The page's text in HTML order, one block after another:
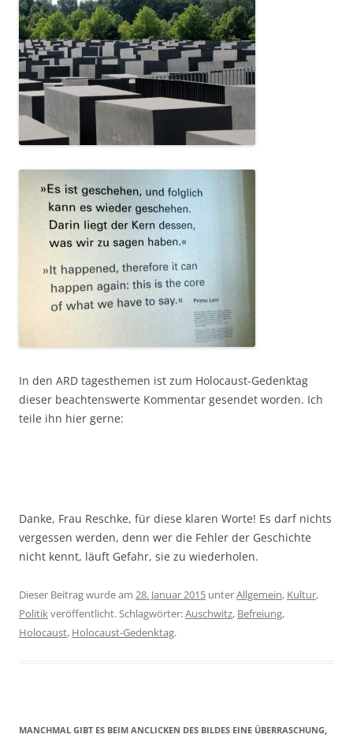
In den ARD tagesthemen ist zum Holocaust-Gedenktag
dieser beachtenswerte Kommentar gesendet worden. Ich
teile ihn hier gerne:
Danke, Frau Reschke, für diese klaren Worte! Es darf nichts
vergessen werden, denn wer die Fehler der Geschichte
nicht kennt, läuft Gefahr, sie zu wiederholen.
Dieser Beitrag wurde am 28. Januar 2015 unterAllgemein, Kultur,
Politikveröffentlicht. Schlagwörter:Auschwitz, Befreiung,
Holocaust, Holocaust-Gedenktag.
MANCHMAL GIBT ES BEIM ANCLICKEN DES BILDES EINE ÜBERRASCHUNG,